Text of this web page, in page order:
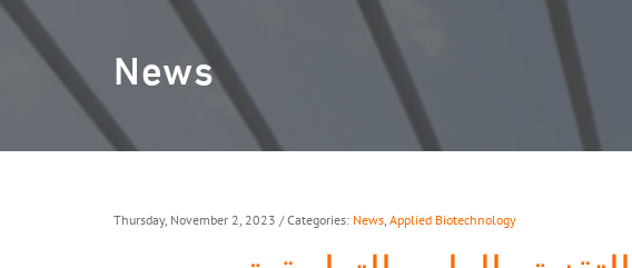
News
Thursday, November 2, 2023 / Categories: News, Applied Biotechnology